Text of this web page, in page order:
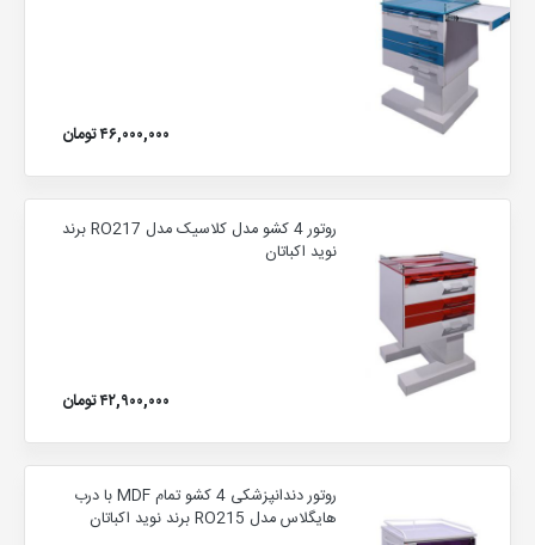
۴۶,۰۰۰,۰۰۰ تومان
روتور 4 کشو مدل کلاسیک مدل RO217 برند
نوید اکباتان
۴۲,۹۰۰,۰۰۰ تومان
روتور دندانپزشکی 4 کشو تمام MDF با درب
هایگلاس مدل RO215 برند نوید اکباتان